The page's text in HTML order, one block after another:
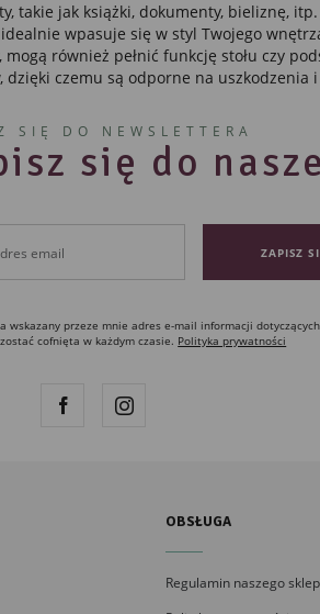
takie jak książki, dokumenty, bieliznę, itp.
wpasuje się w styl Twojego
również pełnić funkcję stołu czy
czemu są odporne na uszkodzenia
SIĘ DO NEWSLETTERA
się do
wskazany przeze mnie adres e-mail informacji
cofnięta w każdym czasie. Polityka prywatności
OBSŁUGA
Regulamin naszego